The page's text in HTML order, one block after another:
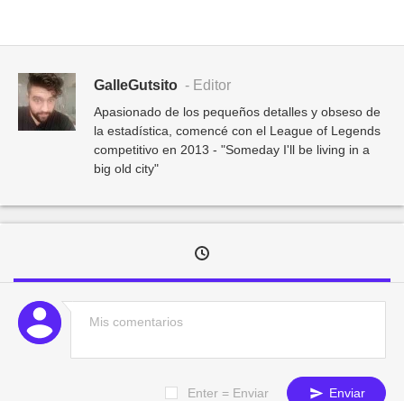
GalleGutsito - Editor
Apasionado de los pequeños detalles y obseso de
la estadística, comencé con el League of Legends
competitivo en 2013 - "Someday I'll be living in a
big old city"
Enter = Enviar Enviar